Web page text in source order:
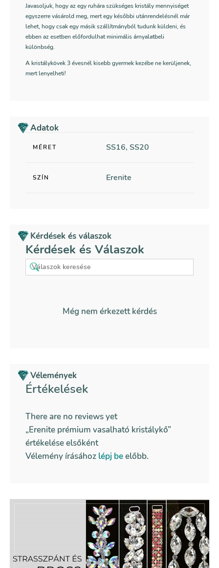
Javasoljuk, hogy az egy ruhára szükséges kristály mennyiséget
egyszerre vásárold meg, mert egy későbbi utánrendelésnél már
lehet, hogy csak egy másik szállítmányból tudunk küldeni, és
ebben az esetben előfordulhat minimális árnyalatbeli
különbség.
A kristálykövek 3 évesnél kisebb gyermek kezébe ne kerüljenek,
mert lenyelheti!
Adatok
MÉRET SS16, SS20
SZÍN Erenite
Kérdések és válaszok
Kérdések és Válaszok
Még nem érkezett kérdés
Vélemények
Értékelések
There are no reviews yet
„Erenite prémium vasalható kristálykő”
értékelése elsőként
Vélemény írásához lépj beelőbb.